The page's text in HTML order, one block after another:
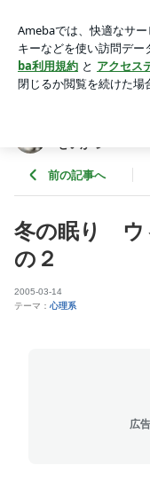
格**Ｏ型男 と 芸まなび
アプリをダウンロード
ょう。
せいかつ
前の記事へ
冬の眠り ウ
の２
2005-03-14
テーマ： 心理系
広